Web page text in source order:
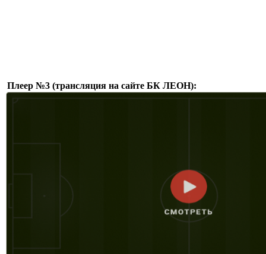
Плеер №3 (трансляция на сайте БК ЛЕОН):